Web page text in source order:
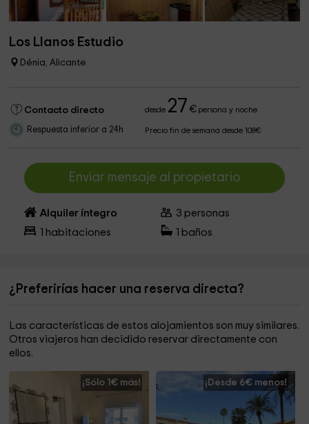
Los Llanos Estudio
Dénia, Alicante
Contacto directo desde 27 €persona y noche
Respuesta inferior a 24h Precio fin de semana desde 108€
Enviar mensaje al propietario
Alquiler íntegro 3 personas
habitaciones baños
¿Preferirías hacer una reserva directa?
Las características de estos alojamientos son muy similares.
Otros viajeros han decidido reservar directamente con
ellos.
¡Sólo 1€ más! ¡Desde 6€ menos!